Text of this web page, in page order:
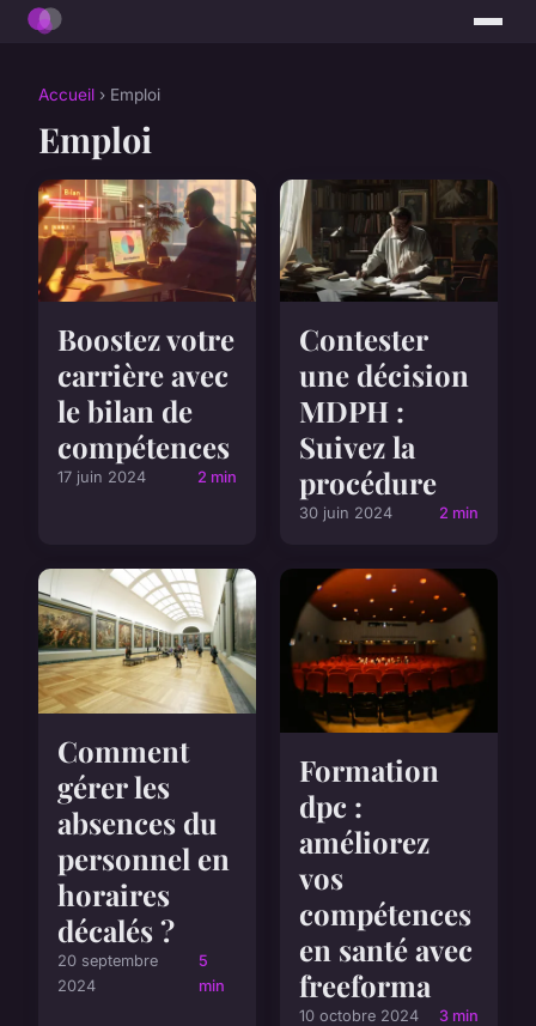
Accueil › Emploi
Emploi
Boostez votre
carrière avec
le bilan de
compétences
17 juin 2024 2 min
Contester
une décision
MDPH :
Suivez la
procédure
30 juin 2024 2 min
Comment
gérer les
absences du
personnel en
horaires
décalés ?
20 septembre
2024
5
min
Formation
dpc :
améliorez
vos
compétences
en santé avec
freeforma
10 octobre 2024 3 min